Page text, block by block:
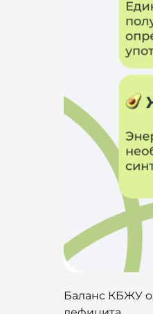
Баланс КБЖУ